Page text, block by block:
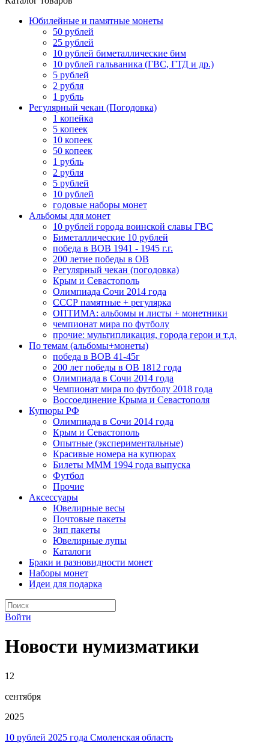
Юбилейные и памятные монеты
50 рублей
25 рублей
10 рублей биметаллические бим
10 рублей гальваника (ГВС, ГТД и др.)
5 рублей
2 рубля
1 рубль
Регулярный чекан (Погодовка)
1 копейка
5 копеек
10 копеек
50 копеек
1 рубль
2 рубля
5 рублей
10 рублей
годовые наборы монет
Альбомы для монет
10 рублей города воинской славы ГВС
Биметаллические 10 рублей
победа в ВОВ 1941 - 1945 г.г.
200 летие победы в ОВ
Регулярный чекан (погодовка)
Крым и Севастополь
Олимпиада Сочи 2014 года
СССР памятные + регулярка
ОПТИМА: альбомы и листы + монетники
чемпионат мира по футболу
прочие: мультипликация, города герои и т.д.
По темам (альбомы+монеты)
победа в ВОВ 41-45г
200 лет победы в ОВ 1812 года
Олимпиада в Сочи 2014 года
Чемпионат мира по футболу 2018 года
Воссоединение Крыма и Севастополя
Купюры РФ
Олимпиада в Сочи 2014 года
Крым и Севастополь
Опытные (экспериментальные)
Красивые номера на купюрах
Билеты МММ 1994 года выпуска
Футбол
Прочие
Аксессуары
Ювелирные весы
Почтовые пакеты
Зип пакеты
Ювелирные лупы
Каталоги
Браки и разновидности монет
Наборы монет
Идеи для подарка
Войти
Новости нумизматики
12
сентября
2025
10 рублей 2025 года Смоленская область